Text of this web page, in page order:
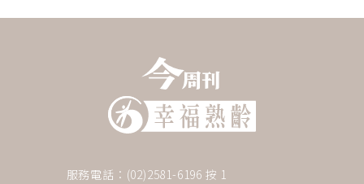
服務電話：(02)2581-6196 按 1